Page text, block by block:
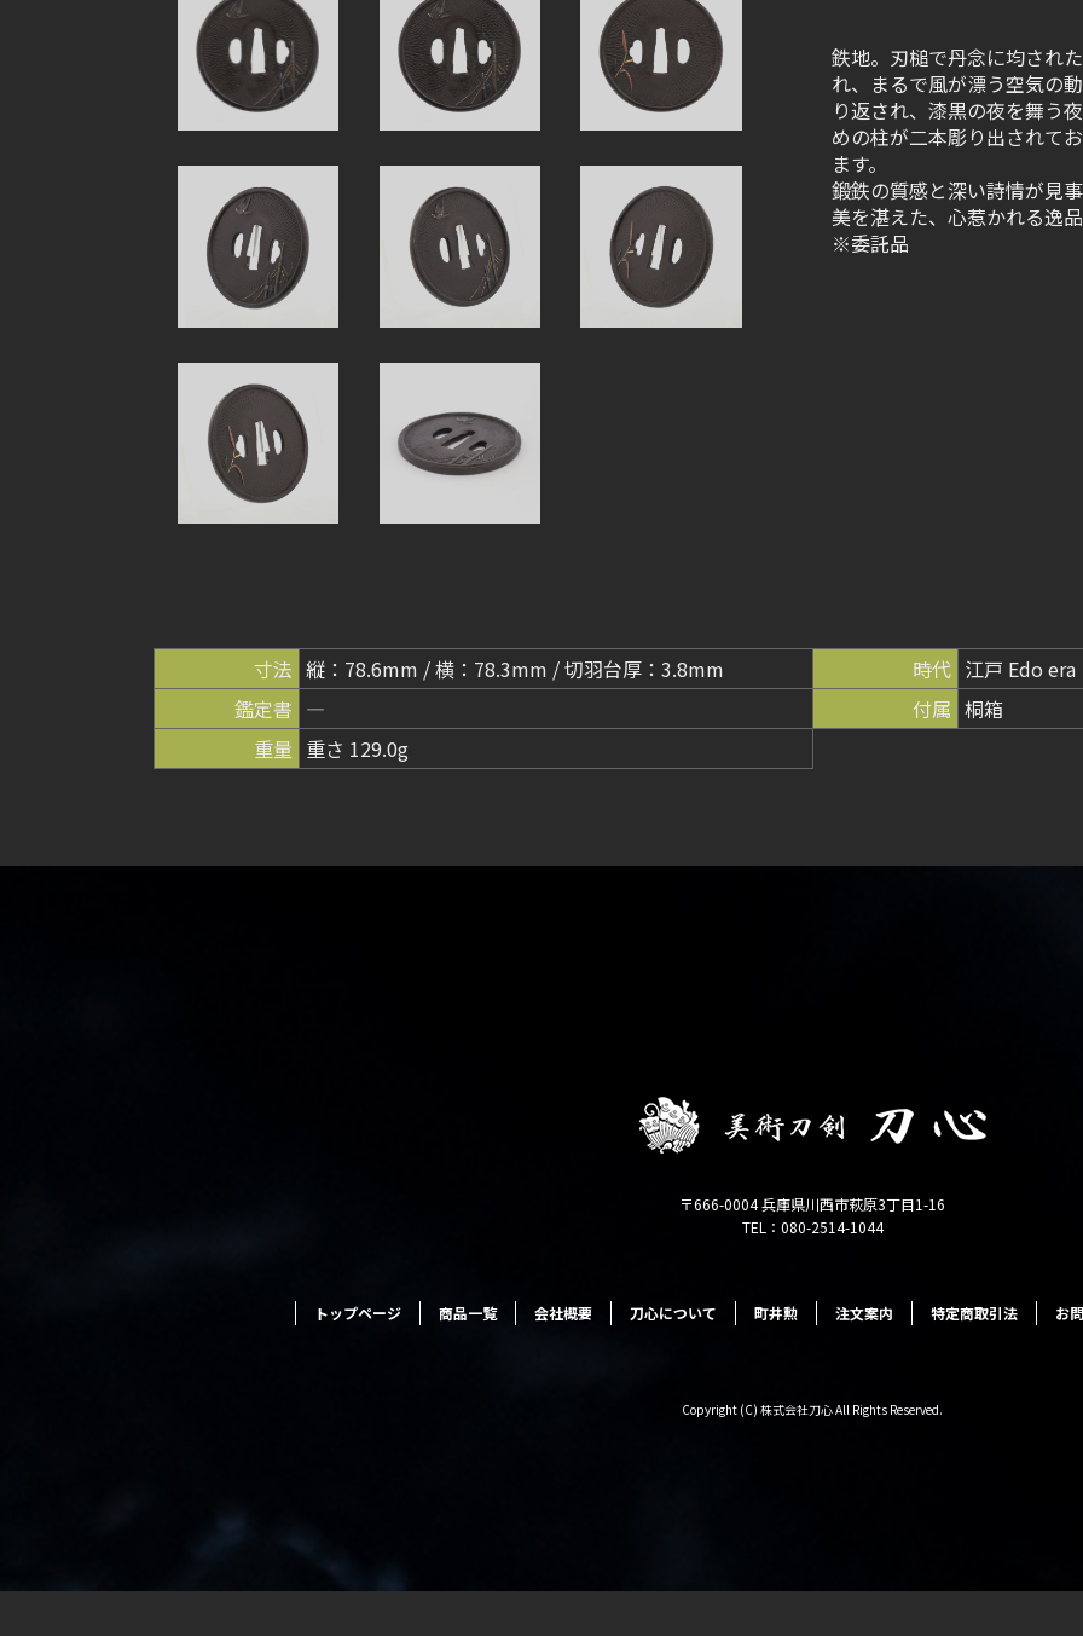
鉄地。刃槌で丹念に均され
れ、まるで風が漂う空気の
り返され、漆黒の夜を舞う
めの柱が二本彫り出されて
ます。
鍛鉄の質感と深い詩情が見
美を湛えた、心惹かれる逸品
※委託品
寸法 縦：78.6mm / 横：78.3mm / 切羽台厚：3.8mm 時代 江戸 Edo era
鑑定書 ― 付属 桐箱
重量 重さ 129.0g
トップページ 商品一覧 会社概要 刀心について 町井勲 注文案内 特定商取引法 お
〒666-0004 兵庫県川西市萩原3丁目1-16
TEL：080-2514-1044
Copyright (C) 株式会社刀心 All Rights Reserved.